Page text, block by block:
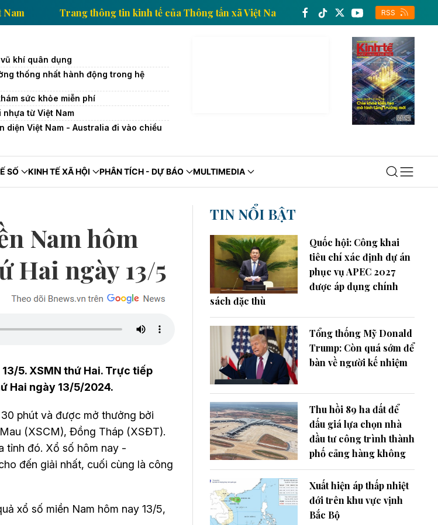
Việt Nam Trang thông tin kinh tế của Thông tấn xã Việt Nam Trang thông tin
RSS
khí quân dụng
thống nhất hành động trong hệ
sức khỏe miễn phí
từ Việt Nam
diện Việt Nam - Australia đi vào chiều
SỐ KINH TẾ XÃ HỘI PHÂN TÍCH - DỰ BÁO MULTIMEDIA
Nam hôm
Hai ngày 13/5
5. XSMN thứ Hai. Trực tiếp
Hai ngày 13/5/2024.
phút và được mở thưởng bởi
(XSCM), Đồng Tháp (XSĐT).
tỉnh đó. Xổ số hôm nay -
đến giải nhất, cuối cùng là công
xổ số miền Nam hôm nay 13/5,
TIN NỔI BẬT
Quốc hội: Công khai
tiêu chí xác định dự án
phục vụ APEC 2027
được áp dụng chính
sách đặc thù
Tổng thống Mỹ Donald
Trump: Còn quá sớm để
bàn về người kế nhiệm
Thu hồi 89 ha đất để
đấu giá lựa chọn nhà
đầu tư công trình thành
phố cảng hàng không
Xuất hiện áp thấp nhiệt
đới trên khu vực vịnh
Bắc Bộ